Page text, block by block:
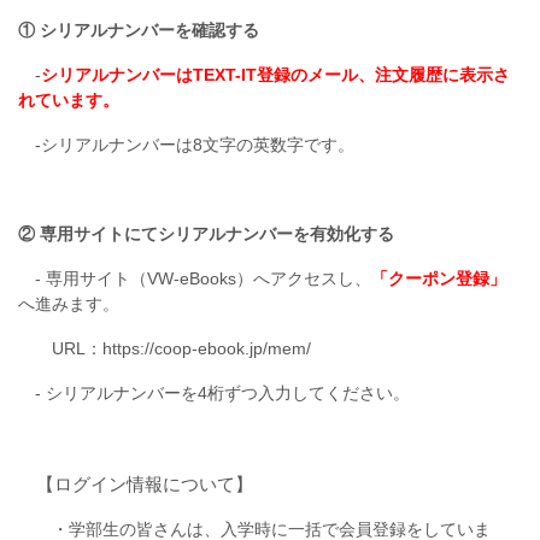
① シリアルナンバーを確認する
‐シリアルナンバーはTEXT-IT登録のメール、注文履歴に表示さ
れています。
‐シリアルナンバーは8文字の英数字です。
② 専用サイトにてシリアルナンバーを有効化する
- 専用サイト（VW-eBooks）へアクセスし、
「クーポン登録」
へ進みます。
URL： https://coop-ebook.jp/mem/
- シリアルナンバーを4桁ずつ入力してください。
【ログイン情報について】
・学部生の皆さんは、入学時に一括で会員登録をしていま